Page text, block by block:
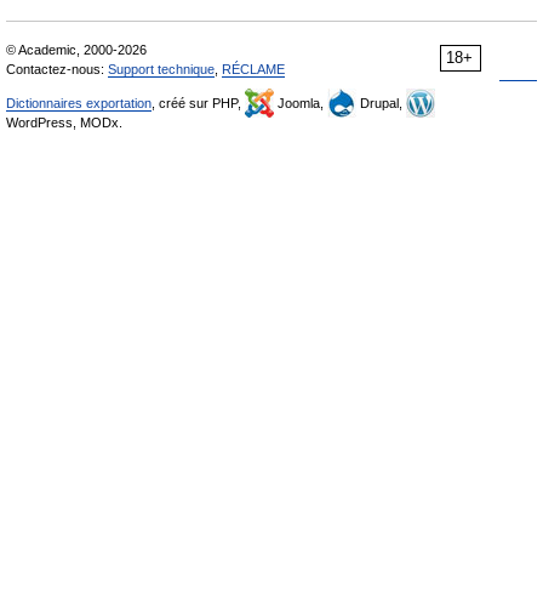
18+
© Academic, 2000-2026
Contactez-nous: Support technique RÉCLAME
Dictionnaires exportation , créé sur PHP, Joomla,
Drupal,
WordPress, MODx.